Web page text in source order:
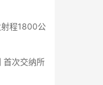
射程1800公
首次交纳所